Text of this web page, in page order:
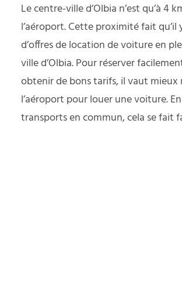
Le centre-ville d’Olbia n’est qu’à 4
l’aéroport. Cette proximité fait qu’il
d’offres de location de voiture en
ville d’Olbia. Pour réserver
obtenir de bons tarifs, il vaut mieux
l’aéroport pour louer une voiture.
transports en commun, cela se fait